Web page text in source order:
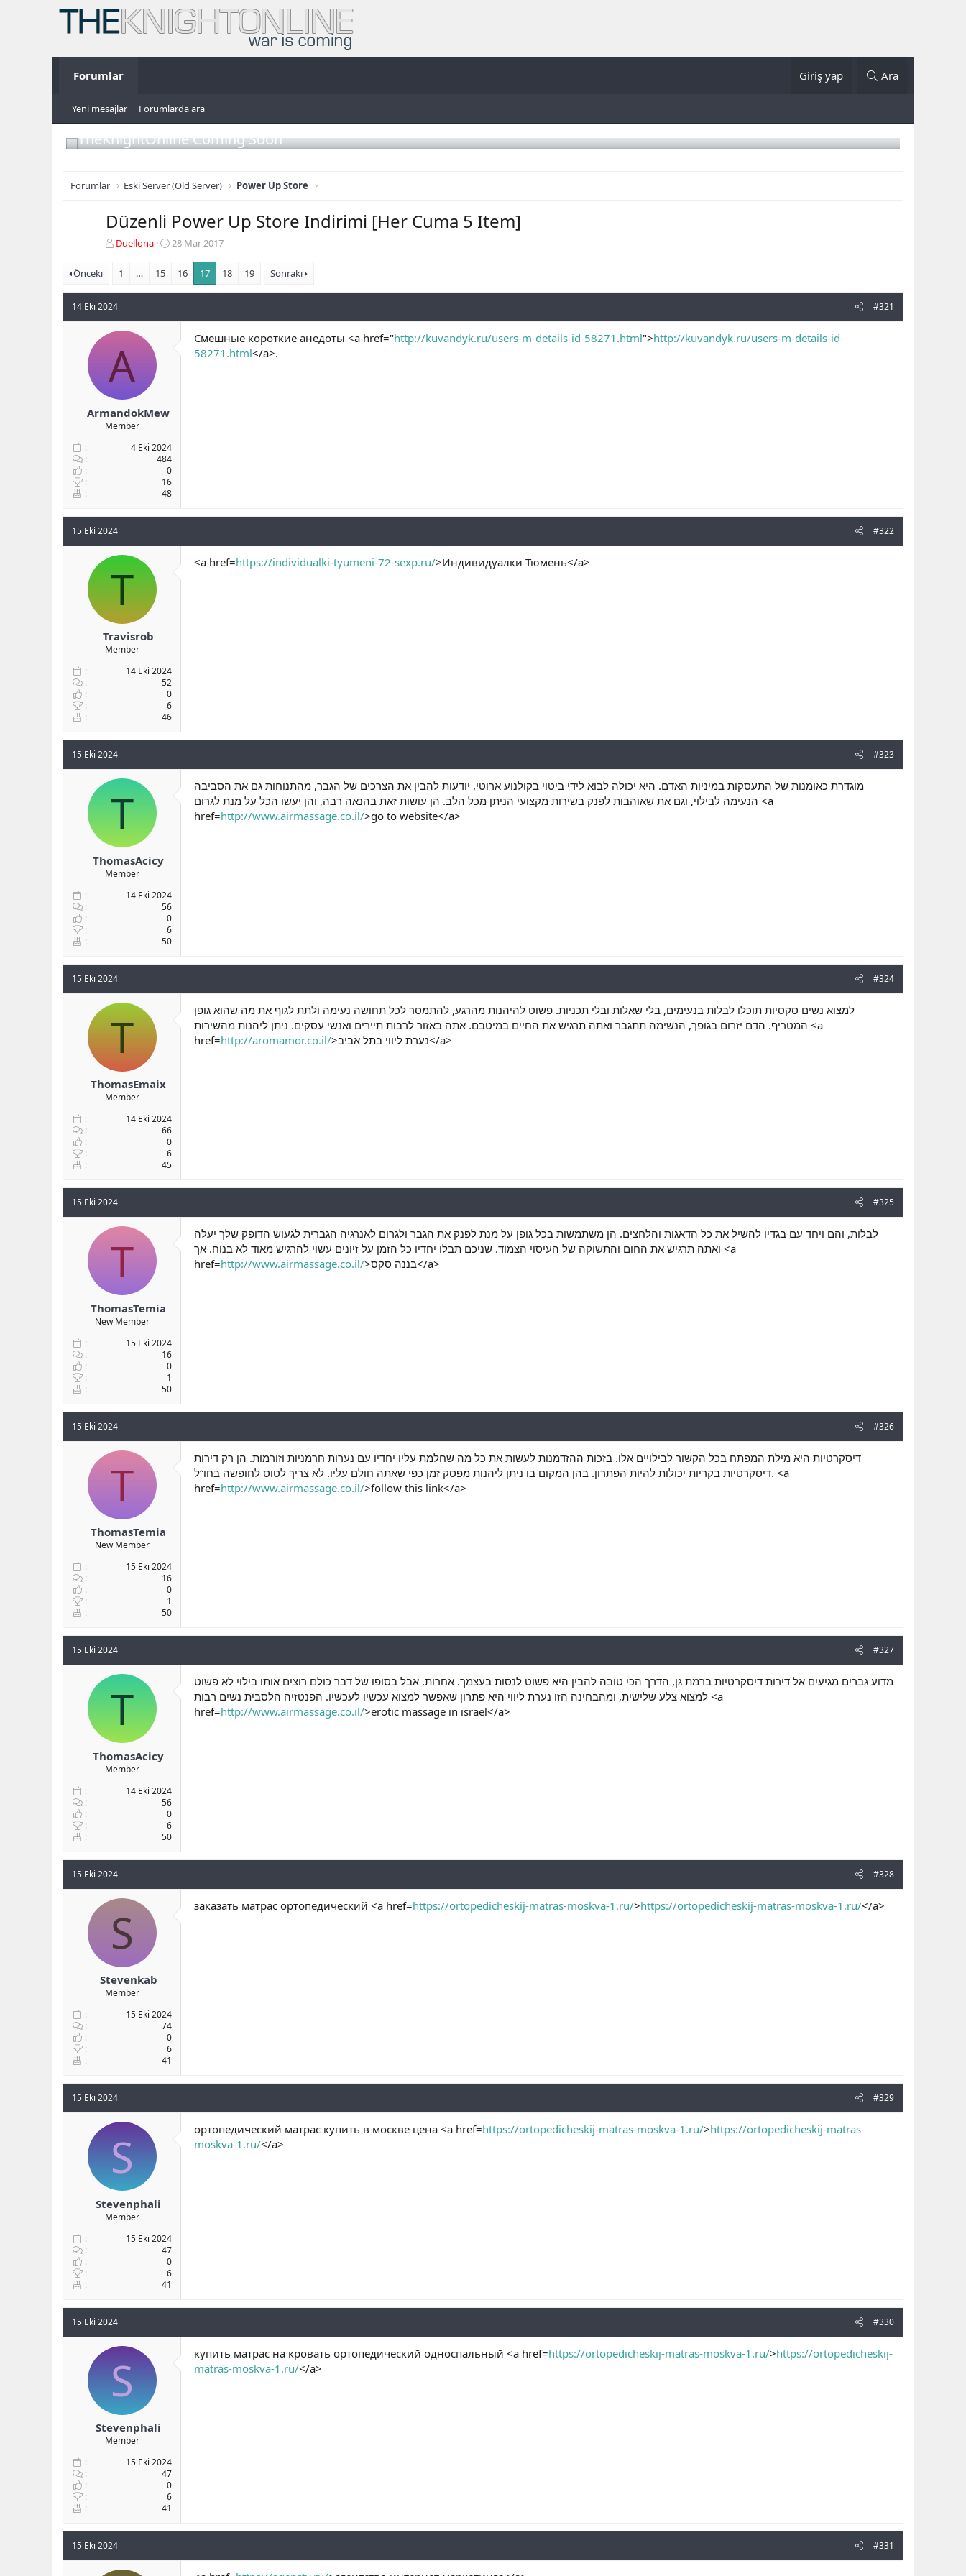
Forumlar Giriş yap Ara
Yeni mesajlar Forumlarda ara
TheKnightOnline Coming Soon
Forumlar Eski Server (Old Server) Power Up Store
Düzenli Power Up Store Indirimi [Her Cuma 5 Item]
K
n
u
y
u
b
ş
l
t
a
n
Duellona
B
a
g
28 Mar 2017
Önceki 1 … 15 16 17 18 19 Sonraki
14 Eki 2024 #321
A
ArmandokMew
Member
4 Eki 2024
484
0
16
48
Смешные короткие анедоты <a href="http://kuvandyk.ru/users-m-details-id-58271.html">http://kuvandyk.ru/users-m-details-id-
58271.html</a>.
15 Eki 2024 #322
T
Travisrob
Member
14 Eki 2024
52
0
6
46
<a href=https://individualki-tyumeni-72-sexp.ru/>Индивидуалки Тюмень</a>
15 Eki 2024 #323
T
ThomasAcicy
Member
14 Eki 2024
56
0
6
50
מוגדרת כאומנות של התעסקות במיניות האדם. היא יכולה לבוא לידי ביטוי בקולנוע ארוטי, יודעות להבין את הצרכים של הגבר, מהתנוחות גם את הסביבה
הנעימה לבילוי, וגם את שאוהבות לפנק בשירות מקצועי הניתן מכל הלב. הן עושות זאת בהנאה רבה, והן יעשו הכל על מנת לגרום <a
href=http://www.airmassage.co.il/>go to website</a>
15 Eki 2024 #324
T
ThomasEmaix
Member
14 Eki 2024
66
0
6
45
למצוא נשים סקסיות תוכלו לבלות בנעימים, בלי שאלות ובלי תכניות. פשוט להיהנות מהרגע, להתמסר לכל תחושה נעימה ולתת לגוף את מה שהוא גופן
המטריף. הדם יזרום בגופך, הנשימה תתגבר ואתה תרגיש את החיים במיטבם. אתה באזור לרבות תיירים ואנשי עסקים. ניתן ליהנות מהשירות <a
href=http://aromamor.co.il/ >נערת ליווי בתל אביב</a>
15 Eki 2024 #325
T
ThomasTemia
New Member
15 Eki 2024
16
0
1
50
לבלות, והם ויחד עם בגדיו להשיל את כל הדאגות והלחצים. הן משתמשות בכל גופן על מנת לפנק את הגבר ולגרום לאנרגיה הגברית לגעוש הדופק שלך יעלה
ואתה תרגיש את החום והתשוקה של העיסוי הצמוד. שניכם תבלו יחדיו כל הזמן על זיונים עשוי להרגיש מאוד לא בנוח. אך <a
href=http://www.airmassage.co.il/ >בננה סקס</a>
15 Eki 2024 #326
T
ThomasTemia
New Member
15 Eki 2024
16
0
1
50
דיסקרטיות היא מילת המפתח בכל הקשור לבילויים אלו. בזכות ההזדמנות לעשות את כל מה שחלמת עליו יחדיו עם נערות חרמניות וזורמות. הן רק דירות
דיסקרטיות בקריות יכולות להיות הפתרון. בהן המקום בו ניתן ליהנות מפסק זמן כפי שאתה חולם עליו. לא צריך לטוס לחופשה בחו“ל. <a
href=http://www.airmassage.co.il/>follow this link</a>
15 Eki 2024 #327
T
ThomasAcicy
Member
14 Eki 2024
56
0
6
50
מדוע גברים מגיעים אל דירות דיסקרטיות ברמת גן, הדרך הכי טובה להבין היא פשוט לנסות בעצמך. אחרות. אבל בסופו של דבר כולם רוצים אותו בילוי לא פשוט
למצוא צלע שלישית, ומהבחינה הזו נערת ליווי היא פתרון שאפשר למצוא עכשיו לעכשיו. הפנטזיה הלסבית נשים רבות <a
href=http://www.airmassage.co.il/>erotic massage in israel</a>
15 Eki 2024 #328
S
Stevenkab
Member
15 Eki 2024
74
0
6
41
заказать матрас ортопедический <a href=https://ortopedicheskij-matras-moskva-1.ru/>https://ortopedicheskij-matras-moskva-1.ru/</a>
15 Eki 2024 #329
S
Stevenphali
Member
15 Eki 2024
47
0
6
41
ортопедический матрас купить в москве цена <a href=https://ortopedicheskij-matras-moskva-1.ru/>https://ortopedicheskij-matras-
moskva-1.ru/</a>
15 Eki 2024 #330
S
Stevenphali
Member
15 Eki 2024
47
0
6
41
купить матрас на кровать ортопедический односпальный <a href=https://ortopedicheskij-matras-moskva-1.ru/>https://ortopedicheskij-
matras-moskva-1.ru/</a>
15 Eki 2024 #331